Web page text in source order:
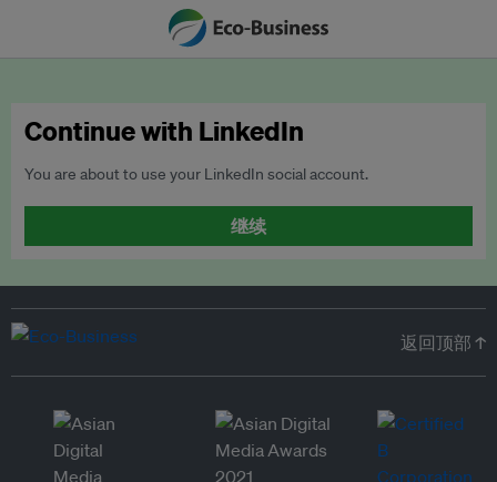
Continue with LinkedIn
You are about to use your LinkedIn social account.
继续
返回顶部 ↑